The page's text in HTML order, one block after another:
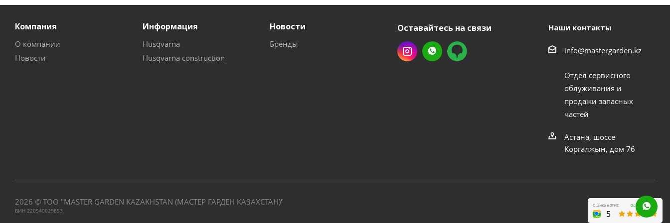
Компания
О компании
Новости
Информация
Husqvarna
Husqvarna construction
Новости
Бренды
Оставайтесь на связи Наши контакты
info@mastergarden.kz
Отдел сервисного
облуживания и
продажи запасных
частей
Астана, шоссе
Коргалжын, дом 76
2026 © ТОО "MASTER GARDEN KAZAKHSTAN (МАСТЕР ГАРДЕН КАЗАХСТАН)"
БИН 220540029853